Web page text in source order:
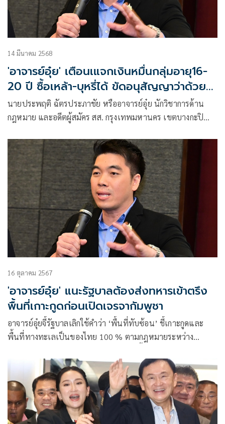
14 มีนาคม 2568
'อาจารย์อุ๋ย' เตือนเแจกเงินหมื่นกลุ่มอายุ16-
20 ปี ซื้อเหล้า-บุหรี่ได้ ขัดอนุสัญญาว่าด้วย
สิทธิเด็ก
นายประพฤติ ฉัตรประภาชัย หรืออาจารย์อุ๋ย นักวิชาการด้าน
กฎหมาย และอดีตผู้สมัคร สส. กรุงเทพมหานคร เขตบางกะปิ
16 ตุลาคม 2567
'อาจารย์อุ๋ย' แนะรัฐบาลต้องส่งทหารเข้าตรึง
พื้นที่เกาะกูดก่อนเปิดเจรจากัมพูชา
อาจารย์อุ๋ยจี้รัฐบาลเลิกใช้คำว่า ‘พื้นที่ทับซ้อน’ ชี้เกาะกูดและ
พื้นที่ทางทะเลเป็นของไทย 100 % ตามกฎหมายระหว่าง